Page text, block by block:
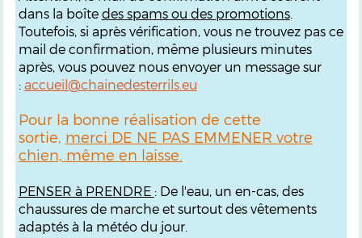
dans la boîte des spams ou des promotions.
Toutefois, si après vérification, vous ne trouvez pas ce
mail de confirmation, même plusieurs minutes
après, vous pouvez nous envoyer un message sur
: accueil@chainedesterrils.eu
Pour la bonne réalisation de cette
sortie, merci DE NE PAS EMMENER votre
chien, même en laisse.
PENSER à PRENDRE : De l'eau, un en-cas, des
chaussures de marche et surtout des vêtements
adaptés à la météo du jour.